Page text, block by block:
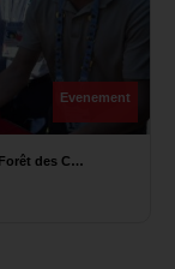
Evenement
des C…